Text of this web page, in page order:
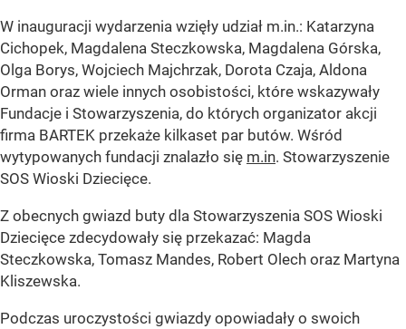
W inauguracji wydarzenia wzięły udział m.in.: Katarzyna
Cichopek, Magdalena Steczkowska, Magdalena Górska,
Olga Borys, Wojciech Majchrzak, Dorota Czaja, Aldona
Orman oraz wiele innych osobistości, które wskazywały
Fundacje i Stowarzyszenia, do których organizator akcji
firma BARTEK przekaże kilkaset par butów. Wśród
wytypowanych fundacji znalazło się m.in. Stowarzyszenie
SOS Wioski Dziecięce.
Z obecnych gwiazd buty dla Stowarzyszenia SOS Wioski
Dziecięce zdecydowały się przekazać: Magda
Steczkowska, Tomasz Mandes, Robert Olech oraz Martyna
Kliszewska.
Podczas uroczystości gwiazdy opowiadały o swoich